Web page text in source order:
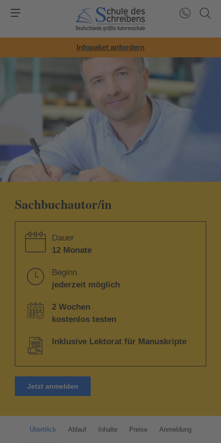
Infopaket anfordern
Sachbuchautor/in
Dauer
12 Monate
Beginn
jederzeit möglich
2 Wochen
kostenlos testen
Inklusive Lektorat für Manuskripte
Jetzt anmelden
Überblick Ablauf Inhalte Preise Anmeldung